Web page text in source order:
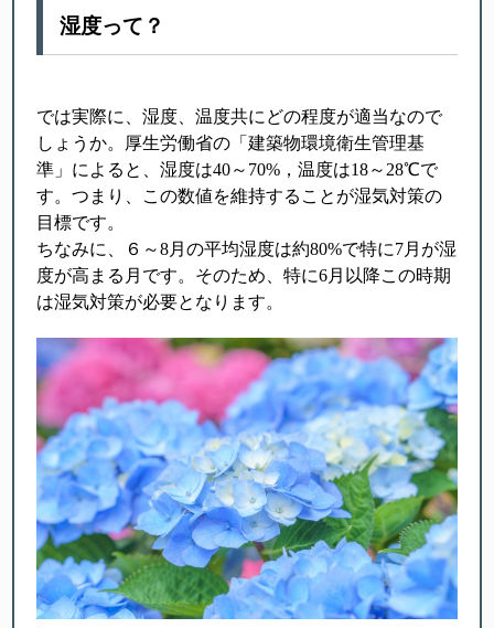
湿度って？
では実際に、湿度、温度共にどの程度が適当なので
しょうか。厚生労働省の「建築物環境衛生管理基
準」によると、湿度は40～70%，温度は18～28℃で
す。つまり、この数値を維持することが湿気対策の
目標です。
ちなみに、６～8月の平均湿度は約80%で特に7月が湿
度が高まる月です。そのため、特に6月以降この時期
は湿気対策が必要となります。